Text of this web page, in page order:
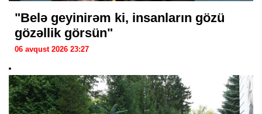
"Belə geyinirəm ki, insanların gözü
gözəllik görsün"
06 avqust 2026 23:27